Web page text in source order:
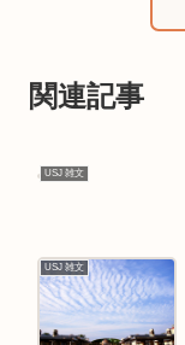
関連記事
USJ 雑文
USJ 雑文